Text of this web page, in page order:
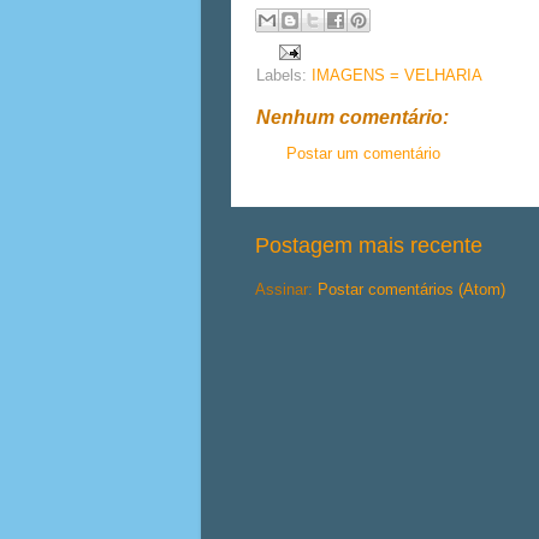
Labels: IMAGENS = VELHARIA
Nenhum comentário:
Postar um comentário
Postagem mais recente
Assinar: Postar comentários (Atom)